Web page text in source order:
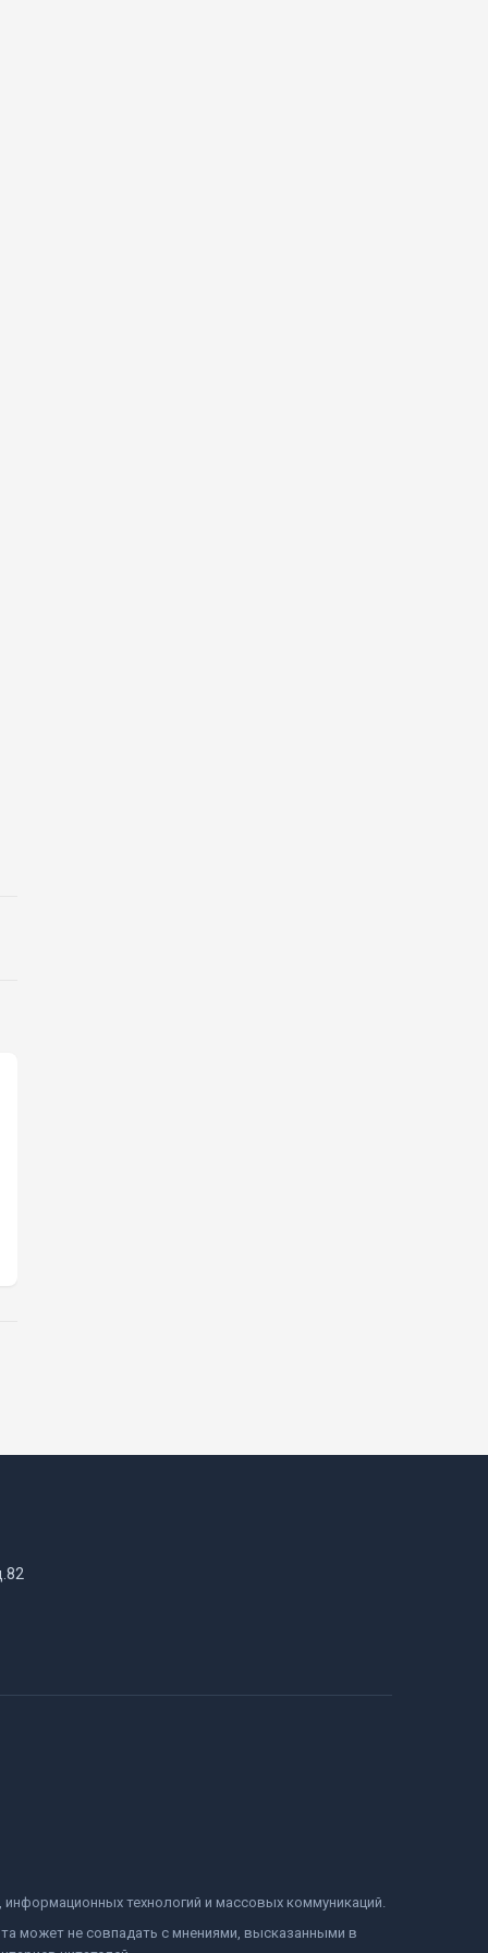
технологий и массовых коммуникаций.
может не совпадать с мнениями, высказанными в